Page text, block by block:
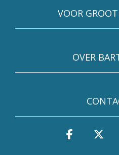
VOOR
OVER
Facebook